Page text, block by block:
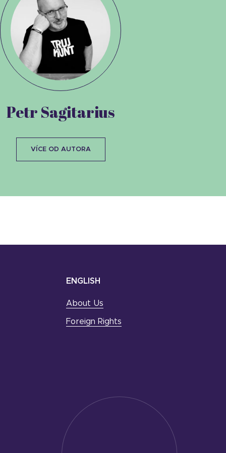
Petr Sagitarius
VÍCE OD AUTORA
ENGLISH
About Us
Foreign Rights